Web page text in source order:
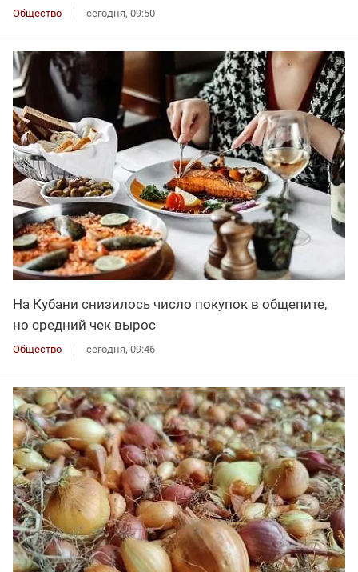
Общество сегодня, 09:50
На Кубани снизилось число покупок в общепите,
но средний чек вырос
Общество сегодня, 09:46